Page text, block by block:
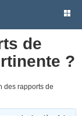
de
?
des rapports de